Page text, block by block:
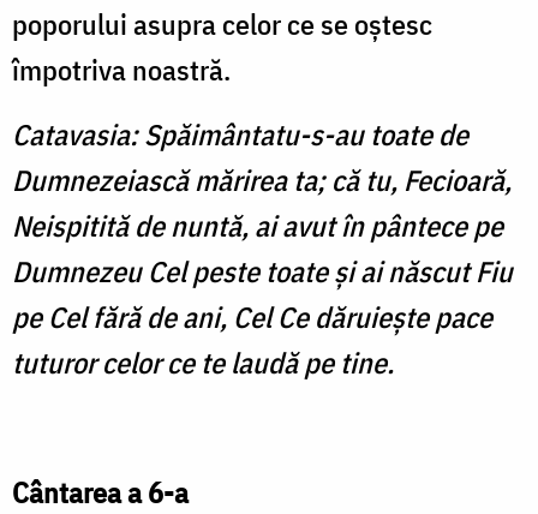
poporului asupra celor ce se oştesc
împotriva noastră.
Catavasia: Spăimântatu-s-au toate de
Dumnezeiască mărirea ta; că tu, Fecioară,
Neispitită de nuntă, ai avut în pântece pe
Dumnezeu Cel peste toate şi ai născut Fiu
pe Cel fără de ani, Cel Ce dăruieşte pace
tuturor celor ce te laudă pe tine.
Cântarea a 6-a